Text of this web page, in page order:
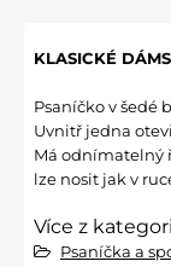
KLASICKÉ
Psaníčko v šedé
Uvnitř jedna
Má odnímatelný
lze nosit jak v
Více z
Psaníčka a